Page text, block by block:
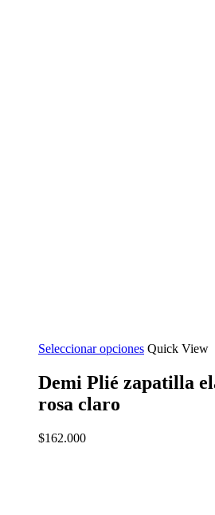
Seleccionar opciones Quick View
Demi Plié zapatilla
rosa claro
$162.000